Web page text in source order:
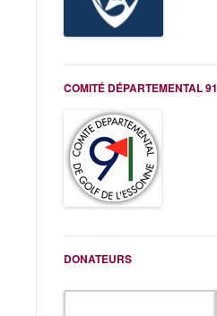
COMITÉ DÉPARTEMENTAL 91
DONATEURS